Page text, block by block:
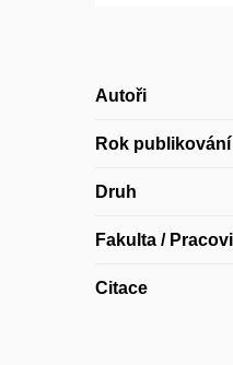
Autoři
Rok publikování
Druh
Fakulta /
Citace